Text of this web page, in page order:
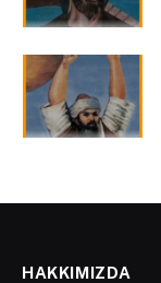
HAKKIMIZDA